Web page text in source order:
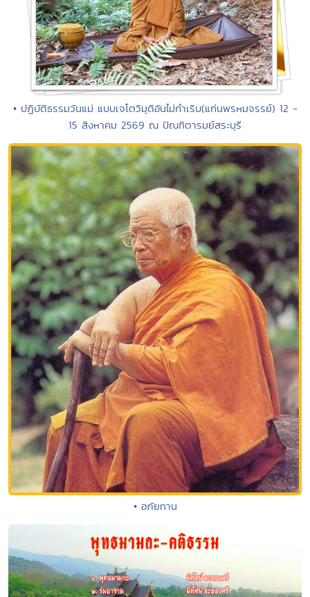
• ปฏิบัติธรรมวันแม่ แบบเจโตวิมุติอันไม่กำเริบ(แก่นพรหมจรรย์) 12 -
15 สิงหาคม 2569 ณ ปัณฑิตารมย์สระบุรี
• อภัยทาน